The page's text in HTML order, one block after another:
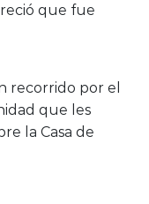
que fue
recorrido por el
que les
la Casa de